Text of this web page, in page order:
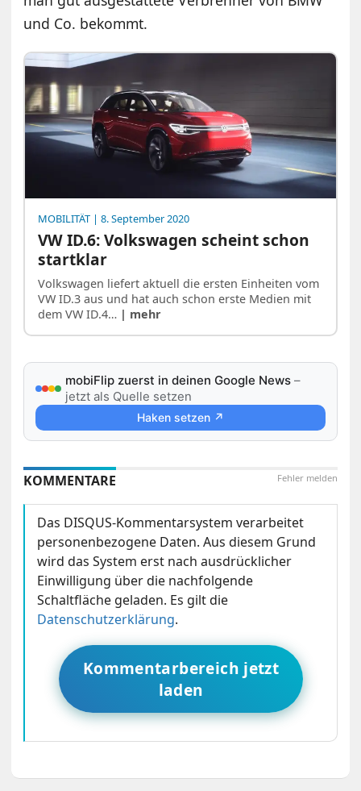
und Co. bekommt.
MOBILITÄT | 8. September 2020
VW ID.6: Volkswagen scheint schon
startklar
Volkswagen liefert aktuell die ersten Einheiten vom
VW ID.3 aus und hat auch schon erste Medien mit
dem VW ID.4… | mehr
mobiFlip zuerst in deinen Google News –
jetzt als Quelle setzen
Haken setzen ↗
Fehler melden
KOMMENTARE
Das DISQUS-Kommentarsystem verarbeitet
personenbezogene Daten. Aus diesem Grund
wird das System erst nach ausdrücklicher
Einwilligung über die nachfolgende
Schaltfläche geladen. Es gilt die
Datenschutzerklärung.
Kommentarbereich jetzt
laden